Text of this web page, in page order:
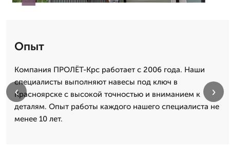
Опыт
Компания ПРОЛЁТ-Крс работает с 2006 года. Наши
специалисты выполняют навесы под ключ в
Красноярске с высокой точностью и вниманием к
деталям. Опыт работы каждого нашего специалиста не
менее 10 лет.
‹ ›